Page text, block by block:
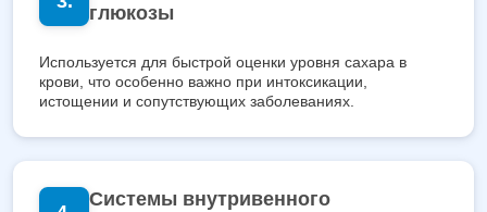
глюкозы
Используется для быстрой оценки уровня сахара в
крови, что особенно важно при интоксикации,
истощении и сопутствующих заболеваниях.
Системы внутривенного